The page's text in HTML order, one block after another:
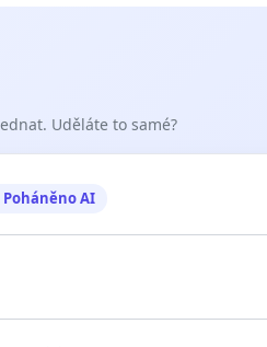
Uděláte to samé?
Poháněno AI